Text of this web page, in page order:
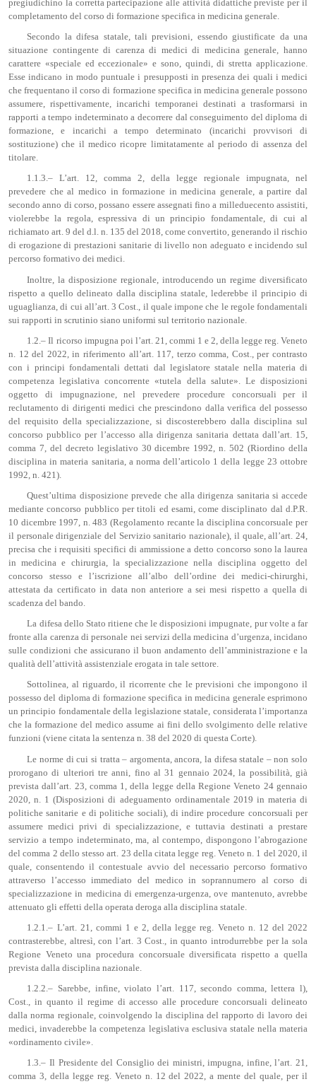
pregiudichino la corretta partecipazione alle attività didattiche previste per il
completamento del corso di formazione specifica in medicina generale.
Secondo la difesa statale, tali previsioni, essendo giustificate da una
situazione contingente di carenza di medici di medicina generale, hanno
carattere «speciale ed eccezionale» e sono, quindi, di stretta applicazione.
Esse indicano in modo puntuale i presupposti in presenza dei quali i medici
che frequentano il corso di formazione specifica in medicina generale possono
assumere, rispettivamente, incarichi temporanei destinati a trasformarsi in
rapporti a tempo indeterminato a decorrere dal conseguimento del diploma di
formazione, e incarichi a tempo determinato (incarichi provvisori di
sostituzione) che il medico ricopre limitatamente al periodo di assenza del
titolare.
1.1.3.– L’art. 12, comma 2, della legge regionale impugnata, nel
prevedere che al medico in formazione in medicina generale, a partire dal
secondo anno di corso, possano essere assegnati fino a milleduecento assistiti,
violerebbe la regola, espressiva di un principio fondamentale, di cui al
richiamato art. 9 del d.l. n. 135 del 2018, come convertito, generando il rischio
di erogazione di prestazioni sanitarie di livello non adeguato e incidendo sul
percorso formativo dei medici.
Inoltre, la disposizione regionale, introducendo un regime diversificato
rispetto a quello delineato dalla disciplina statale, lederebbe il principio di
uguaglianza, di cui all’art. 3 Cost., il quale impone che le regole fondamentali
sui rapporti in scrutinio siano uniformi sul territorio nazionale.
1.2.– Il ricorso impugna poi l’art. 21, commi 1 e 2, della legge reg. Veneto
n. 12 del 2022, in riferimento all’art. 117, terzo comma, Cost., per contrasto
con i principi fondamentali dettati dal legislatore statale nella materia di
competenza legislativa concorrente «tutela della salute». Le disposizioni
oggetto di impugnazione, nel prevedere procedure concorsuali per il
reclutamento di dirigenti medici che prescindono dalla verifica del possesso
del requisito della specializzazione, si discosterebbero dalla disciplina sul
concorso pubblico per l’accesso alla dirigenza sanitaria dettata dall’art. 15,
comma 7, del decreto legislativo 30 dicembre 1992, n. 502 (Riordino della
disciplina in materia sanitaria, a norma dell’articolo 1 della legge 23 ottobre
1992, n. 421).
Quest’ultima disposizione prevede che alla dirigenza sanitaria si accede
mediante concorso pubblico per titoli ed esami, come disciplinato dal d.P.R.
10 dicembre 1997, n. 483 (Regolamento recante la disciplina concorsuale per
il personale dirigenziale del Servizio sanitario nazionale), il quale, all’art. 24,
precisa che i requisiti specifici di ammissione a detto concorso sono la laurea
in medicina e chirurgia, la specializzazione nella disciplina oggetto del
concorso stesso e l’iscrizione all’albo dell’ordine dei medici-chirurghi,
attestata da certificato in data non anteriore a sei mesi rispetto a quella di
scadenza del bando.
La difesa dello Stato ritiene che le disposizioni impugnate, pur volte a far
fronte alla carenza di personale nei servizi della medicina d’urgenza, incidano
sulle condizioni che assicurano il buon andamento dell’amministrazione e la
qualità dell’attività assistenziale erogata in tale settore.
Sottolinea, al riguardo, il ricorrente che le previsioni che impongono il
possesso del diploma di formazione specifica in medicina generale esprimono
un principio fondamentale della legislazione statale, considerata l’importanza
che la formazione del medico assume ai fini dello svolgimento delle relative
funzioni (viene citata la sentenza n. 38 del 2020 di questa Corte).
Le norme di cui si tratta – argomenta, ancora, la difesa statale – non solo
prorogano di ulteriori tre anni, fino al 31 gennaio 2024, la possibilità, già
prevista dall’art. 23, comma 1, della legge della Regione Veneto 24 gennaio
2020, n. 1 (Disposizioni di adeguamento ordinamentale 2019 in materia di
politiche sanitarie e di politiche sociali), di indire procedure concorsuali per
assumere medici privi di specializzazione, e tuttavia destinati a prestare
servizio a tempo indeterminato, ma, al contempo, dispongono l’abrogazione
del comma 2 dello stesso art. 23 della citata legge reg. Veneto n. 1 del 2020, il
quale, consentendo il contestuale avvio del necessario percorso formativo
attraverso l’accesso immediato del medico in soprannumero al corso di
specializzazione in medicina di emergenza-urgenza, ove mantenuto, avrebbe
attenuato gli effetti della operata deroga alla disciplina statale.
1.2.1.– L’art. 21, commi 1 e 2, della legge reg. Veneto n. 12 del 2022
contrasterebbe, altresì, con l’art. 3 Cost., in quanto introdurrebbe per la sola
Regione Veneto una procedura concorsuale diversificata rispetto a quella
prevista dalla disciplina nazionale.
1.2.2.– Sarebbe, infine, violato l’art. 117, secondo comma, lettera l),
Cost., in quanto il regime di accesso alle procedure concorsuali delineato
dalla norma regionale, coinvolgendo la disciplina del rapporto di lavoro dei
medici, invaderebbe la competenza legislativa esclusiva statale nella materia
«ordinamento civile».
1.3.– Il Presidente del Consiglio dei ministri, impugna, infine, l’art. 21,
comma 3, della legge reg. Veneto n. 12 del 2022, a mente del quale, per il